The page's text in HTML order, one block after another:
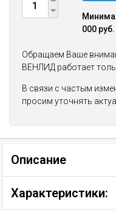
000 руб.
Обращаем Ваше
ВЕНЛИД работает
В связи с частым
просим уточнять
Описание
Характеристики: